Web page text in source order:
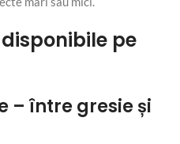
pe
– între gresie și